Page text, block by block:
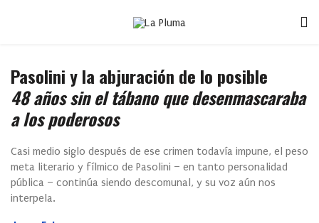
Pasolini y la abjuración de lo posible
48 años sin el tábano que desenmascaraba
a los poderosos
Casi medio siglo después de ese crimen todavía impune, el peso
meta literario y fílmico de Pasolini – en tanto personalidad
pública – continúa siendo descomunal, y su voz aún nos
interpela.